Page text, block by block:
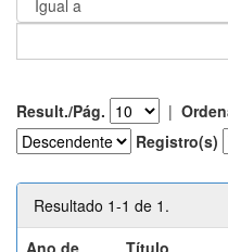
Result./Pág. |
Registro(s)
Resultado 1-1 de 1.
Ano de
Título